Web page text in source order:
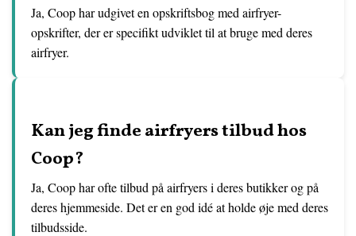
Ja, Coop har udgivet en opskriftsbog med airfryer-
opskrifter, der er specifikt udviklet til at bruge med deres
airfryer.
Kan jeg finde airfryers tilbud hos
Coop?
Ja, Coop har ofte tilbud på airfryers i deres butikker og på
deres hjemmeside. Det er en god idé at holde øje med deres
tilbudsside.